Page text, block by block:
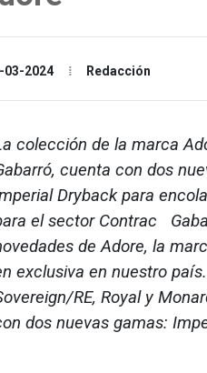
03-2024 Redacción
colección de la marca
cuenta con dos
Dryback para
el sector Contrac
de Adore, la
exclusiva en nuestro
RE, Royal y
dos nuevas gamas: